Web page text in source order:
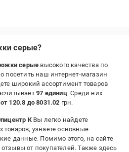
серые?
серые высокого качества по
посетить наш интернет-магазин
широкий ассортимент товаров
97 единиц. Среди них
от 120.8 до 8031.02 грн.
КВы легко найдете
узнаете основные
данные. Помимо этого, на сайте
от покупателей. Также здесь